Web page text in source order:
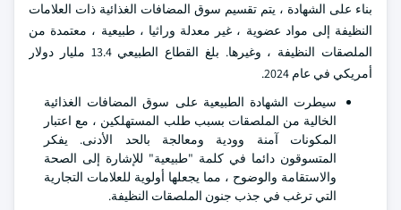
بناء على الشهادة ، يتم تقسيم سوق المضافات الغذائية ذات العلامات
النظيفة إلى مواد عضوية ، غير معدلة وراثيا ، طبيعية ، معتمدة من
الملصقات النظيفة ، وغيرها. بلغ القطاع الطبيعي 13.4 مليار دولار
أمريكي في عام 2024.
سيطرت الشهادة الطبيعية على سوق المضافات الغذائية
الخالية من الملصقات بسبب طلب المستهلكين ، مع اعتبار
المكونات آمنة وودية ومعالجة بالحد الأدنى. يفكر
المتسوقون دائما في كلمة "طبيعية" للإشارة إلى الصحة
والاستقامة والوضوح ، مما يجعلها أولوية للعلامات التجارية
التي ترغب في جذب جنون الملصقات النظيفة.